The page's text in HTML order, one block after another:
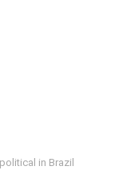
in Brazil